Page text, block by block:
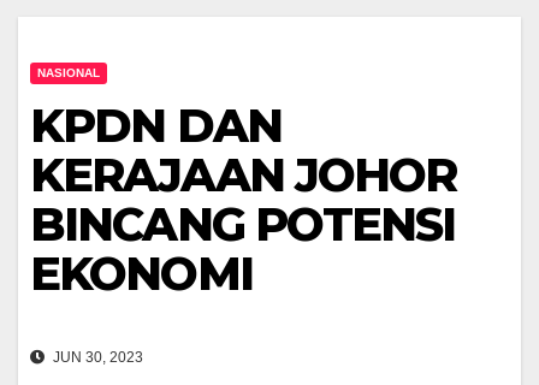
NASIONAL
KPDN DAN
KERAJAAN JOHOR
BINCANG POTENSI
EKONOMI
JUN 30, 2023